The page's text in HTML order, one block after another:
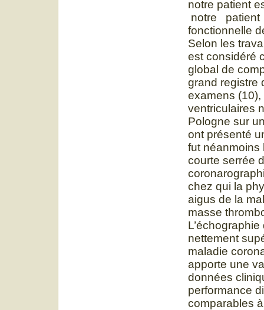
notre patient
notre
fonctionnelle
Selon les
est considéré
global de
grand registre
examens
ventriculaires
Pologne sur
ont présenté
fut néanmoins
courte serrée
chez qui la
aigus de la
masse
nettement
maladie
apporte une
données
performance
comparables